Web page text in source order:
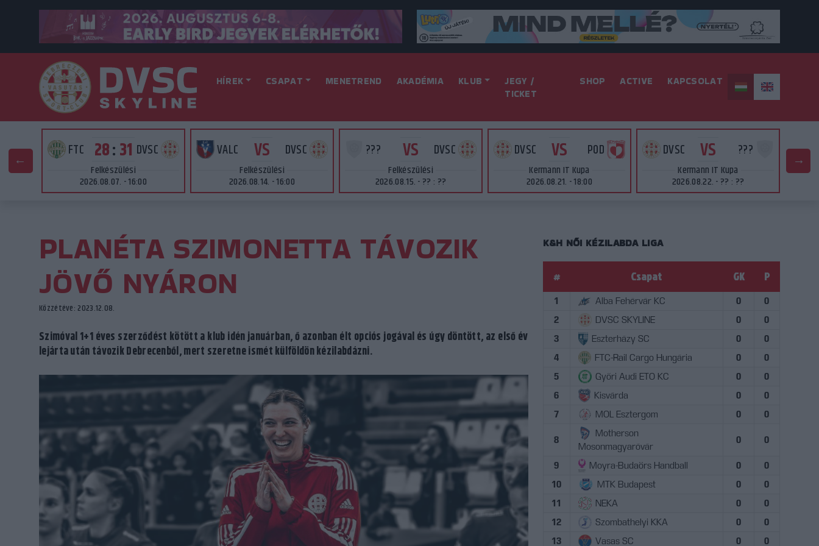
HÍREK CSAPAT MENETREND AKADÉMIA KLUB
JEGY /
TICKET
SHOP ACTIVE KAPCSOLAT
FTC 28:31 DVSC
Felkészülési
2026.08.07. - 16:00
VALC VS DVSC
Felkészülési
2026.08.14. - 16:00
??? VS DVSC
Felkészülési
2026.08.15. - ?? : ??
DVSC VS POD
Kermann IT Kupa
2026.08.21. - 18:00
DVSC VS ???
Kermann IT Kupa
2026.08.22. - ?? : ??
PLANÉTA SZIMONETTA TÁVOZIK
JÖVŐ NYÁRON
Közzétéve: 2023.12.08.
Szimóval 1+1 éves szerződést kötött a klub idén januárban, ő azonban élt opciós jogával és úgy döntött, az első év
lejárta után távozik Debrecenből, mert szeretne ismét külföldön kézilabdázni.
K&H NŐI KÉZILABDA LIGA
# Csapat GK P
1 Alba Fehérvár KC 0
0
2
DVSC SKYLINE 0
0
3
Eszterházy SC 0
0
4
FTC-Rail Cargo Hungária 0
0
5
Győri Audi ETO KC 0
0
6
Kisvárda 0
0
7
MOL Esztergom 0 0
8
Motherson
Mosonmagyaróvár
0 0
9 Moyra-Budaörs Handball 0
0
10
MTK Budapest 0
0
11
NEKA 0
0
12
Szombathelyi KKA 0
0
13
Vasas SC 0
0